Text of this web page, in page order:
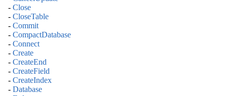
- Close
- CloseTable
- Commit
- CompactDatabase
- Connect
- Create
- CreateEnd
- CreateField
- CreateIndex
- Database